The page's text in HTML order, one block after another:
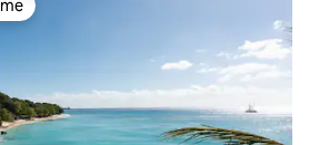
на гостите